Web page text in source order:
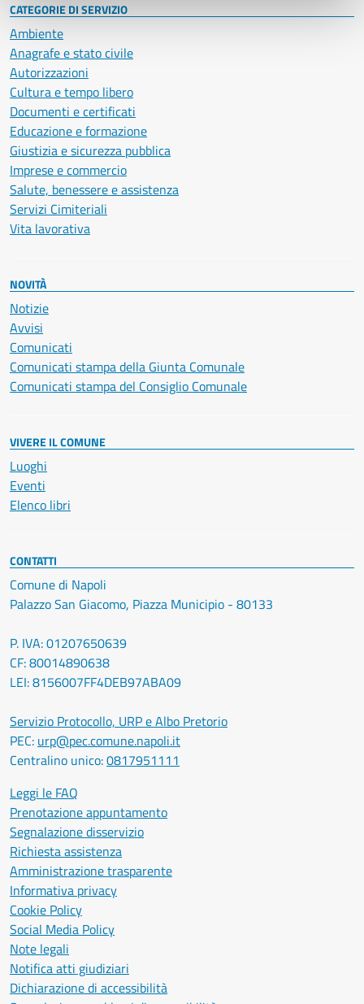
CATEGORIE DI SERVIZIO
Ambiente
Anagrafe e stato civile
Autorizzazioni
Cultura e tempo libero
Documenti e certificati
Educazione e formazione
Giustizia e sicurezza pubblica
Imprese e commercio
Salute, benessere e assistenza
Servizi Cimiteriali
Vita lavorativa
NOVITÀ
Notizie
Avvisi
Comunicati
Comunicati stampa della Giunta Comunale
Comunicati stampa del Consiglio Comunale
VIVERE IL COMUNE
Luoghi
Eventi
Elenco libri
CONTATTI
Comune di Napoli
Palazzo San Giacomo, Piazza Municipio - 80133
P. IVA: 01207650639
CF: 80014890638
LEI: 8156007FF4DEB97ABA09
Servizio Protocollo, URP e Albo Pretorio
PEC: urp@pec.comune.napoli.it
Centralino unico:0817951111
Leggi le FAQ
Prenotazione appuntamento
Segnalazione disservizio
Richiesta assistenza
Amministrazione trasparente
Informativa privacy
Cookie Policy
Social Media Policy
Note legali
Notifica atti giudiziari
Dichiarazione di accessibilità